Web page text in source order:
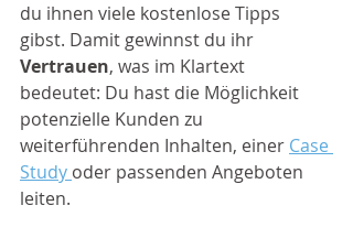
du ihnen viele kostenlose Tipps
gibst. Damit gewinnst du ihr
Vertrauen, was im Klartext
bedeutet: Du hast die Möglichkeit
potenzielle Kunden zu
weiterführenden Inhalten, einer Case
Study oder passenden Angeboten
leiten.